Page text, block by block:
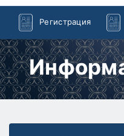
Регистрация